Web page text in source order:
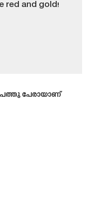
red and gold!
പത്തു പേരായാണ്